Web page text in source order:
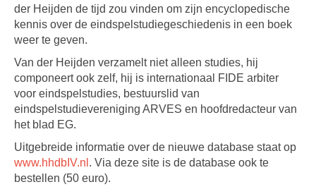
der Heijden de tijd zou vinden om zijn encyclopedische
kennis over de eindspelstudiegeschiedenis in een boek
weer te geven.
Van der Heijden verzamelt niet alleen studies, hij
componeert ook zelf, hij is internationaal FIDE arbiter
voor eindspelstudies, bestuurslid van
eindspelstudievereniging ARVES en hoofdredacteur van
het blad EG.
Uitgebreide informatie over de nieuwe database staat op
www.hhdbIV.nl . Via deze site is de database ook te
bestellen (50 euro).